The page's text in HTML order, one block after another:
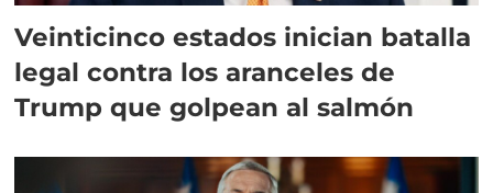
Veinticinco estados inician batalla
legal contra los aranceles de
Trump que golpean al salmón